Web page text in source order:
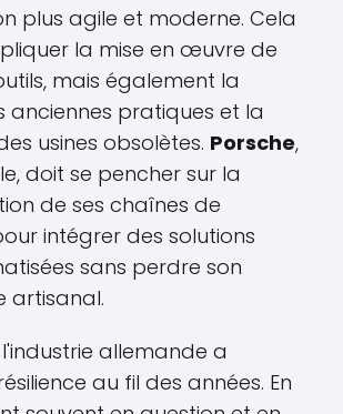
plus agile et moderne. Cela
la mise en œuvre de
mais également la
anciennes pratiques et la
usines obsolètes. Porsche,
doit se pencher sur la
de ses chaînes de
intégrer des solutions
sans perdre son
artisanal.
l'industrie allemande a
au fil des années. En